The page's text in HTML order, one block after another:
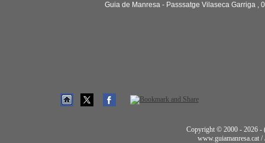
Guia de Manresa - Passsatge Vilaseca Garriga ,
Copyright © 2000 - 2026 -
www.guiamanresa.cat